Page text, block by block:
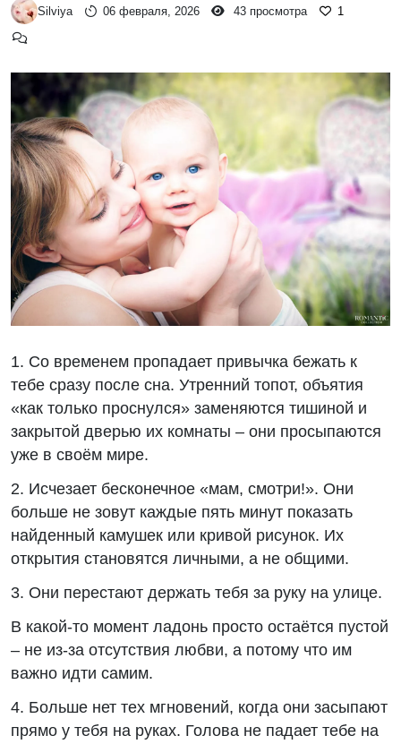
Silviya 06 февраля, 2026 43 просмотра 1
1. Со временем пропадает привычка бежать к
тебе сразу после сна. Утренний топот, объятия
«как только проснулся» заменяются тишиной и
закрытой дверью их комнаты – они просыпаются
уже в своём мире.
2. Исчезает бесконечное «мам, смотри!». Они
больше не зовут каждые пять минут показать
найденный камушек или кривой рисунок. Их
открытия становятся личными, а не общими.
3. Они перестают держать тебя за руку на улице.
В какой-то момент ладонь просто остаётся пустой
– не из-за отсутствия любви, а потому что им
важно идти самим.
4. Больше нет тех мгновений, когда они засыпают
прямо у тебя на руках. Голова не падает тебе на